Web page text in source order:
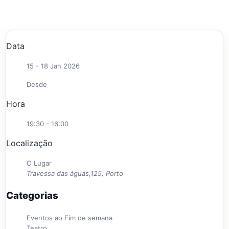
Data
15 - 18 Jan 2026
Desde
Hora
19:30 - 16:00
Localização
O Lugar
Travessa das águas,125, Porto
Categorias
Eventos ao Fim de semana